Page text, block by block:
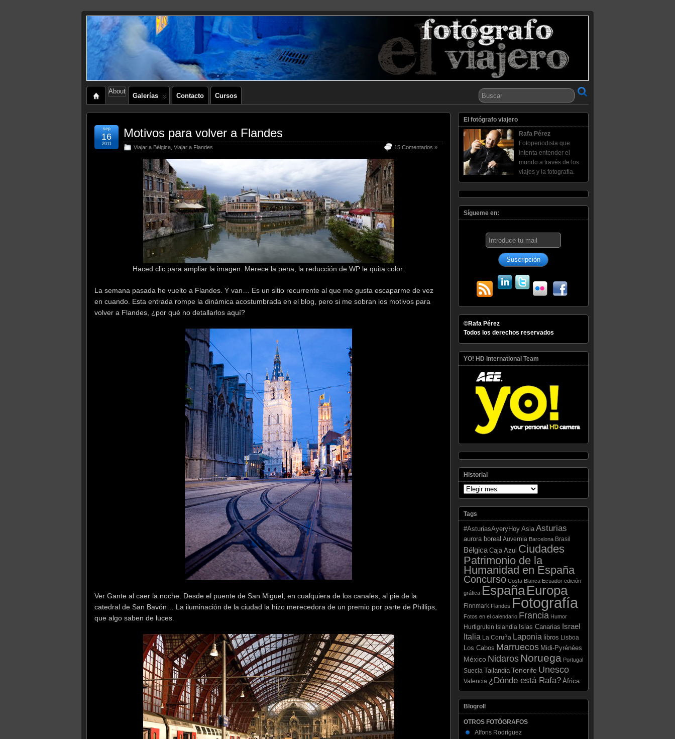
About
Galerías Contacto Cursos
Motivos para volver a Flandes
Viajar a Bélgica Viajar a Flandes 15 Comentarios »
sep
16
2011
Haced clic para ampliar la imagen. Merece la pena, la reducción de WP le quita color.
La semana pasada he vuelto a Flandes. Y van… Es un sitio recurrente al que me gusta escaparme de vez
en cuando. Esta entrada rompe la dinámica acostumbrada en el blog, pero si me sobran los motivos para
volver a Flandes, ¿por qué no detallarlos aquí?
Ver Gante al caer la noche. Desde el puente de San Miguel, en cualquiera de los canales, al pie de la
catedral de San Bavón… La iluminación de la ciudad la hizo merecedora de un premio por parte de Phillips,
que algo saben de luces.
El fotógrafo viajero
Rafa Pérez
Fotoperiodista que
intenta entender el
mundo a través de los
viajes y la fotografía.
Sígueme en:
©Rafa Pérez
Todos los derechos reservados
YO! HD International Team
Historial
Tags
#AsturiasAyeryHoy Asia Asturias
aurora boreal Auvernia Barcelona Brasil
Bélgica Caja Azul Ciudades
Patrimonio de la
Humanidad en España
Concurso Costa Blanca Ecuador edición
gráfica EspañaEuropa
Finnmark Flandes Fotografía
Fotos en el calendario Francia Humor
Hurtigruten Islandia Islas Canarias Israel
Italia La Coruña Laponia libros Lisboa
Los Cabos Marruecos Midi-Pyrénées
México Nidaros Noruega Portugal
Suecia Tailandia Tenerife Unesco
Valencia ¿Dónde está Rafa? África
Blogroll
OTROS FOTÓGRAFOS
Alfons Rodríguez